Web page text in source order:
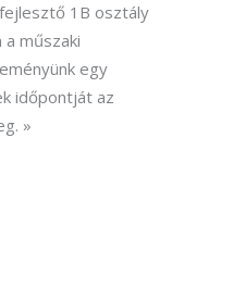
1B osztály
műszaki
egy
időpontját az